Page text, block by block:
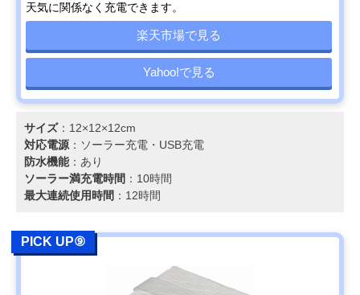
天気に関係なく充電できます。
楽天市場で見る
Yahoo!で見る
サイズ：12×12×12cm
対応電源：‎ソーラー充電・USB充電
防水機能：あり
ソーラー満充電時間 ：10時間
最大連続使用時間 ：12時間
PICK UP⑨